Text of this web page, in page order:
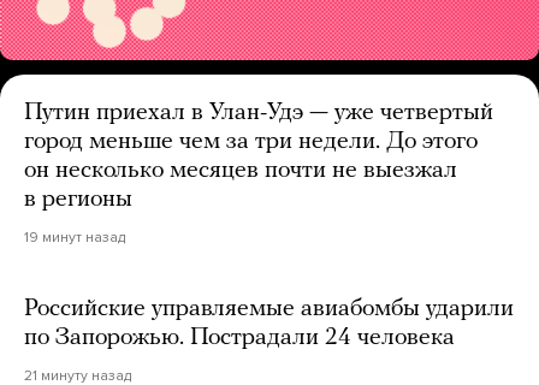
Путин приехал в Улан-Удэ — уже четвертый
город меньше чем за три недели. До этого
он несколько месяцев почти не выезжал
в регионы
19 минут назад
Российские управляемые авиабомбы ударили
по Запорожью. Пострадали 24 человека
21 минуту назад